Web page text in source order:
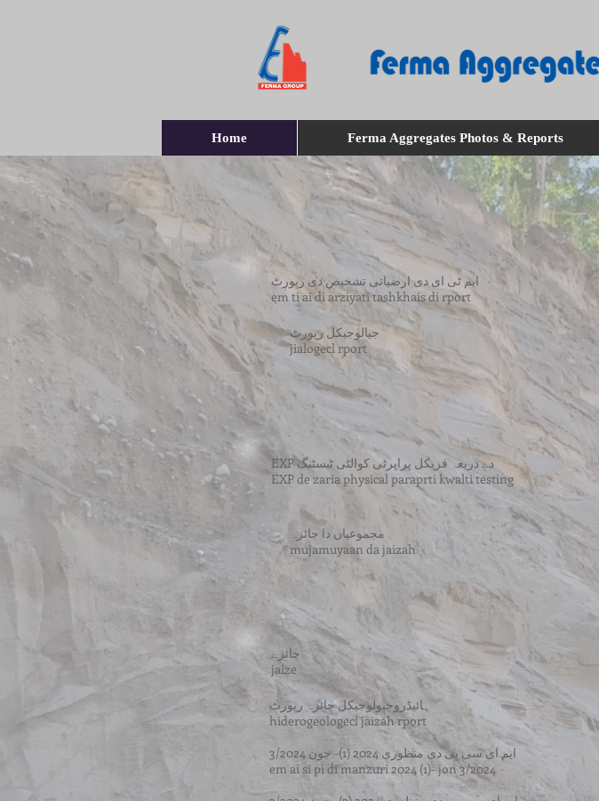
Home Ferma Aggregates Photos & Reports
ایم ٹی ای دی ارضیاتی تشخیص دی رپورٹ
em ti ai di arziyati tashkhais di rport
جیالوجیکل رپورٹ
jialogecl rport
EXP دے ذریعہ فزیکل پراپرٹی کوالٹی ٹیسٹنگ
EXP de zaria physical paraprti kwalti testing
مجموعیاں دا جائزہ
mujamuyaan da jaizah
جائزے
jaize
ہائیڈروجیولوجیکل جائزہ رپورٹ
hiderogeologecl jaizah rport
ایم ای سی پی دی منظوری 2024 (1)- جون 3/2024
em ai si pi di manzuri 2024 (1)- jon 3/2024